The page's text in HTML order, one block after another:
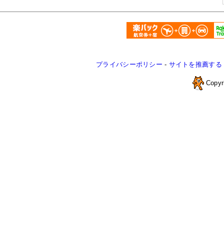
プライバシーポリシー - サイトを推薦する